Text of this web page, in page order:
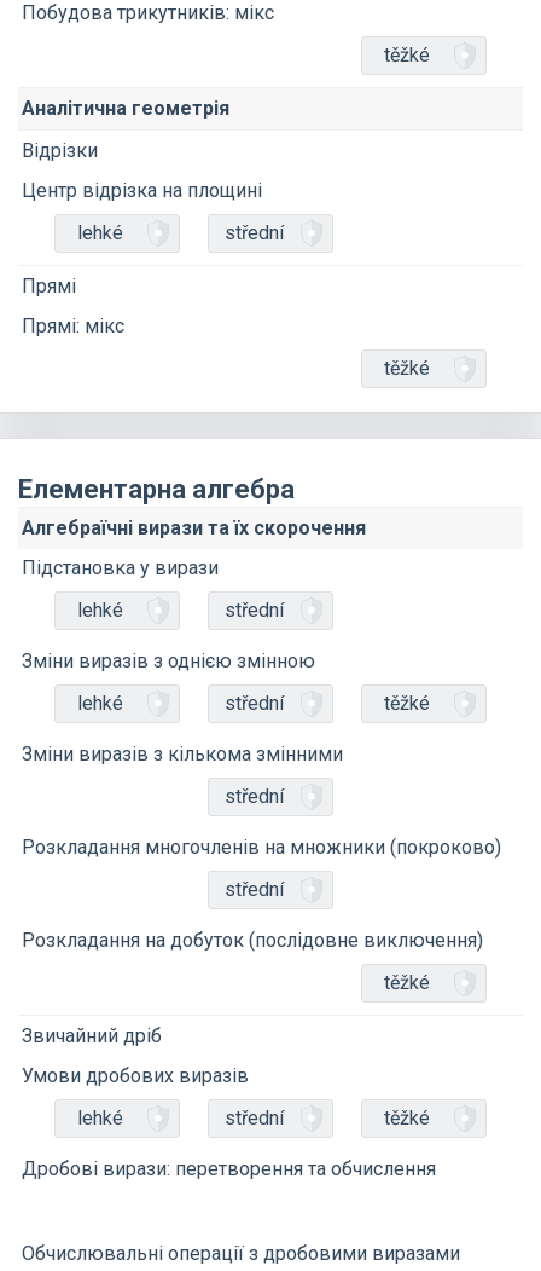
Побудова трикутників: мікс
těžké
Аналітична геометрія
Відрізки
Центр відрізка на площині
lehké
střední
Прямі
Прямі: мікс
těžké
Елементарна алгебра
Алгебраїчні вирази та їх скорочення
Підстановка у вирази
lehké
střední
Зміни виразів з однією змінною
lehké
střední těžké
Зміни виразів з кількома змінними
střední
Розкладання многочленів на множники (покроково)
střední
Розкладання на добуток (послідовне виключення)
těžké
Звичайний дріб
Умови дробових виразів
lehké
střední těžké
Дробові вирази: перетворення та обчислення
Обчислювальні операції з дробовими виразами